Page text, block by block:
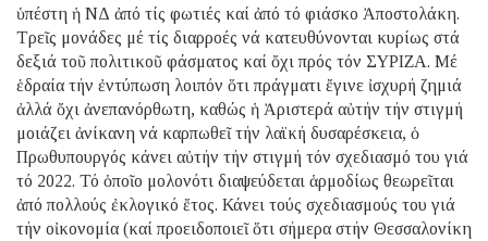
ὑπέστη ἡ ΝΔ ἀπό τίς φωτιές καί ἀπό τό φιάσκο Ἀποστολάκη.
Τρεῖς μονάδες μέ τίς διαρροές νά κατευθύνονται κυρίως στά
δεξιά τοῦ πολιτικοῦ φάσματος καί ὄχι πρός τόν ΣΥΡΙΖΑ. Μέ
ἑδραία τήν ἐντύπωση λοιπόν ὅτι πράγματι ἔγινε ἰσχυρή ζημιά
ἀλλά ὄχι ἀνεπανόρθωτη, καθώς ἡ Ἀριστερά αὐτήν τήν στιγμή
μοιάζει ἀνίκανη νά καρπωθεῖ τήν λαϊκή δυσαρέσκεια, ὁ
Πρωθυπουργός κάνει αὐτήν τήν στιγμή τόν σχεδιασμό του γιά
τό 2022. Τό ὁποῖο μολονότι διαψεύδεται ἁρμοδίως θεωρεῖται
ἀπό πολλούς ἐκλογικό ἔτος. Κάνει τούς σχεδιασμούς του γιά
τήν οἰκονομία (καί προειδοποιεῖ ὅτι σήμερα στήν Θεσσαλονίκη